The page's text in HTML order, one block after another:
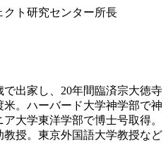
クト研究センター所長
で出家し、20年間臨済宗大徳寺
。ハーバード大学神学部で神
大学東洋学部で博士号取得。
授。東京外国語大学教授など